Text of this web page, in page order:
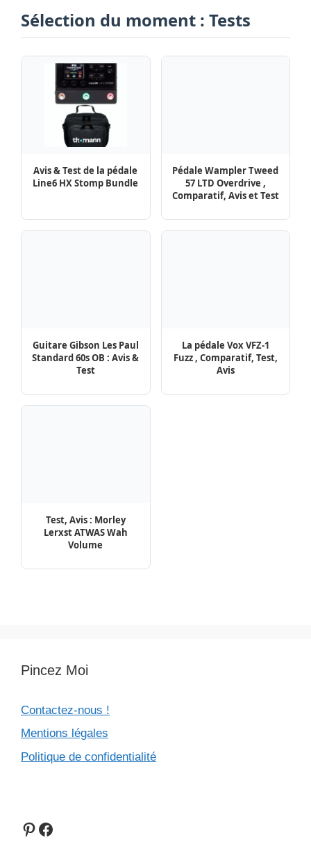
Sélection du moment : Tests
Avis & Test de la pédale
Line6 HX Stomp Bundle
Pédale Wampler Tweed
57 LTD Overdrive ,
Comparatif, Avis et Test
Guitare Gibson Les Paul
Standard 60s OB : Avis &
Test
La pédale Vox VFZ-1
Fuzz , Comparatif, Test,
Avis
Test, Avis : Morley
Lerxst ATWAS Wah
Volume
Pincez Moi
Contactez-nous !
Mentions légales
Politique de confidentialité
Pinterest
Facebook